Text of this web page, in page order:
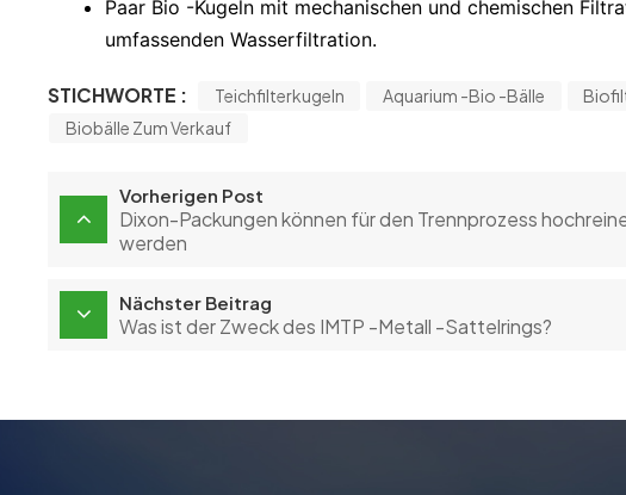
Paar Bio -Kugeln mit mechanischen und chemischen
umfassenden Wasserfiltration.
STICHWORTE : Teichfilterkugeln Aquarium -Bio -Bälle
Biobälle Zum Verkauf
Vorherigen Post
Dixon-Packungen können für den Trennprozess
werden
Nächster Beitrag
Was ist der Zweck des IMTP -Metall -Sattelrings?